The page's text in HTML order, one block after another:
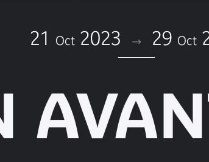
21 Oct 2023 29 Oct